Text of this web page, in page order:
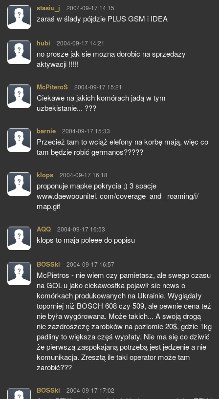
stasiu_j pisze:
2004-09-17 14:15
zaraś w ślady pójdzie PLUS GSM i IDEA
hubi pisze:
2004-09-17 14:21
no prosze jak sie mozna dorobic na sprzedazy
aktywacji !!!!!
McPiteroS pisze:
2004-09-17 15:21
Ciekawe na jakich komórach jadą w tym
uzbekistanie... ???
barnie pisze:
2004-09-17 15:33
Przecież tam to wciąż elefony na korbę mają, więc co
tam będzie robić germanos?????
klops pisze:
2004-09-17 16:18
proponuje mapke pokrycia ;) 3 spacje
www.daewoounitel. com/coverage_and _roaming/i/
map.gif
AQQ pisze:
2004-09-17 16:53
klops to maja poleee do popisu
BOSSki pisze:
2004-09-17 16:57
McPietros - nie wiem czy pamietasz, ale swego czasu
na GOL-u jako ciekawostka pojawił sie news o
komórkach produkowanych na Ukrainie. Wyglądały
toporniej niż BOSCH 608 czy 509, ale pewnie cena też
nie była wygórowana. Może takich... A swoją drogą
nie zazdroszczę zarobków na poziomie 20$, gdzie 1kg
padliny to większa częś wypłaty. Nie ma się co dziwić
że pierwszą zaspokajaną potrzebą jest jedzenie a nie
komunikacja. Zresztą ile taki operator może tam
zarobić???
BOSSki pisze:
2004-09-17 17:02